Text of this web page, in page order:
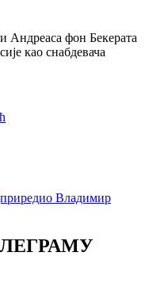
Андреаса фон Бекерата
као снабдевача